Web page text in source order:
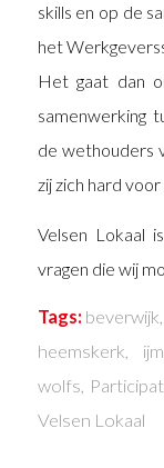
skills en op de
het
Het gaat dan
samenwerking
de wethouders
zij zich hard
Velsen Lokaal
vragen die wij
Tags: beverwijk,
heemskerk,
wolfs,
Velsen Lokaal